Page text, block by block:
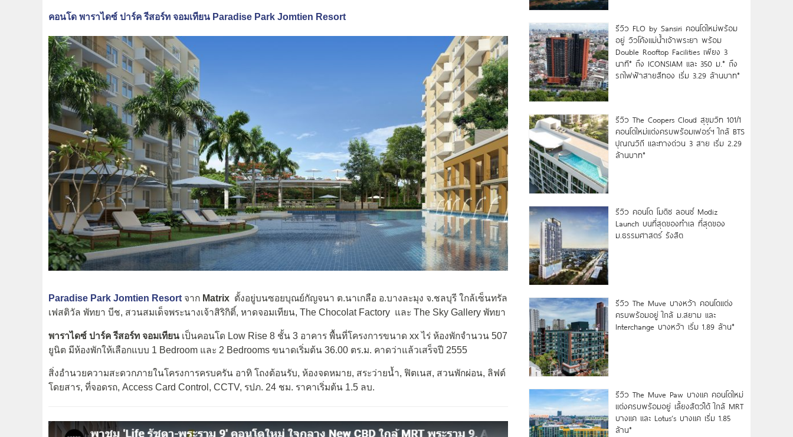
คอนโด พาราไดซ์ ปาร์ค รีสอร์ท จอมเทียน Paradise Park Jomtien Resort
Paradise Park Jomtien Resort จาก Matrix ตั้งอยู่บนซอยบุณย์กัญจนา ต.นาเกลือ อ.บางละมุง จ.ชลบุรี ใกล้เซ็นทรัล
เฟสติวัล พัทยา บีช, สวนสมเด็จพระนางเจ้าสิริกิติ์, หาดจอมเทียน, The Chocolat Factory และ The Sky Gallery พัทยา
พาราไดซ์ ปาร์ค รีสอร์ท จอมเทียน เป็นคอนโด Low Rise 8 ชั้น 3 อาคาร พื้นที่โครงการขนาด xx ไร่ ห้องพักจำนวน 507
ยูนิต มีห้องพักให้เลือกแบบ 1 Bedroom และ 2 Bedrooms ขนาดเริ่มต้น 36.00 ตร.ม. คาดว่าแล้วเสร็จปี 2555
สิ่งอำนวยความสะดวกภายในโครงการครบครัน อาทิ โถงต้อนรับ, ห้องจดหมาย, สระว่ายน้ำ, ฟิตเนส, สวนพักผ่อน, ลิฟต์
โดยสาร, ที่จอดรถ, Access Card Control, CCTV, รปภ. 24 ชม. ราคาเริ่มต้น 1.5 ลบ.
รีวิว FLO by Sansiri คอนโดใหม่พร้อม
อยู่ วิวโค้งแม่น้ำเจ้าพระยา พร้อม
Double Rooftop Facilities เพียง 3
นาที* ถึง ICONSIAM และ 350 ม.* ถึง
รถไฟฟ้าสายสีทอง เริ่ม 3.29 ล้านบาท*
รีวิว The Coopers Cloud สุขุมวิท 101/1
คอนโดใหม่แต่งครบพร้อมเฟอร์ฯ ใกล้ BTS
ปุณณวิถี และทางด่วน 3 สาย เริ่ม 2.29
ล้านบาท*
รีวิว คอนโด โมดิซ ลอนซ์ Modiz
Launch บนที่สุดของทำเล ที่สุดของ
ม.ธรรมศาสตร์ รังสิต
รีวิว The Muve บางหว้า คอนโดแต่ง
ครบพร้อมอยู่ ใกล้ ม.สยาม และ
Interchange บางหว้า เริ่ม 1.89 ล้าน*
รีวิว The Muve Paw บางแค คอนโดใหม่
แต่งครบพร้อมอยู่ เลี้ยงสัตว์ได้ ใกล้ MRT
บางแค และ Lotus’s บางแค เริ่ม 1.85
ล้าน*